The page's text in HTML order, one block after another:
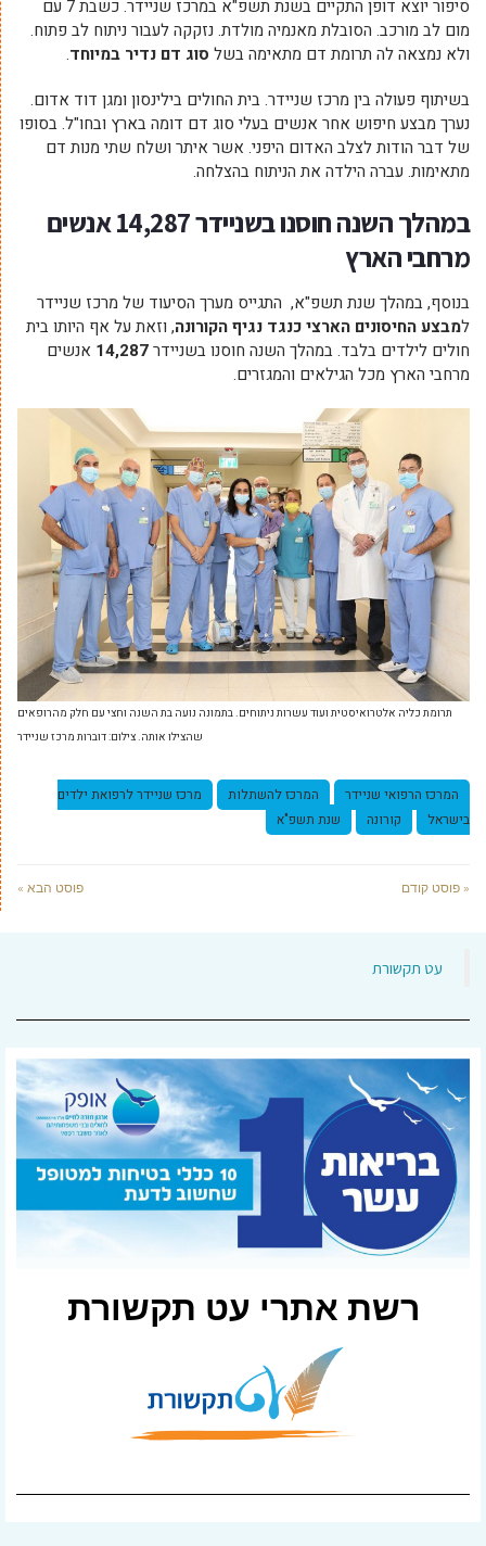
סיפור יוצא דופן התקיים בשנת תשפ"א במרכז שניידר. כשבת 7 עם
מום לב מורכב. הסובלת מאנמיה מולדת. נזקקה לעבור ניתוח לב פתוח.
ולא נמצאה לה תרומת דם מתאימה בשל סוג דם נדיר במיוחד.
בשיתוף פעולה בין מרכז שניידר. בית החולים בילינסון ומגן דוד אדום.
נערך מבצע חיפוש אחר אנשים בעלי סוג דם דומה בארץ ובחו"ל. בסופו
של דבר הודות לצלב האדום היפני. אשר איתר ושלח שתי מנות דם
מתאימות. עברה הילדה את הניתוח בהצלחה.
במהלך השנה חוסנו בשניידר14,287אנשים
מרחבי הארץ
בנוסף, במהלך שנת תשפ"א, התגייס מערך הסיעוד של מרכז שניידר
למבצע החיסונים הארצי כנגד נגיף הקורונה, וזאת על אף היותו בית
חולים לילדים בלבד. במהלך השנה חוסנו בשניידר14,287 אנשים
מרחבי הארץ מכל הגילאים והמגזרים.
תרומת כליה אלטרואיסטית ועוד עשרות ניתוחים. בתמונה נועה בת השנה וחצי עם חלק מהרופאים
שהצילו אותה. צילום: דוברות מרכז שניידר
המרכז הרפואי שניידר המרכז להשתלות
מרכז שניידר לרפואת ילדים
בישראל
קורונה שנת תשפ"א
« פוסט קודם פוסט הבא »
‏עט תקשורת‏
רשת אתרי עט תקשורת